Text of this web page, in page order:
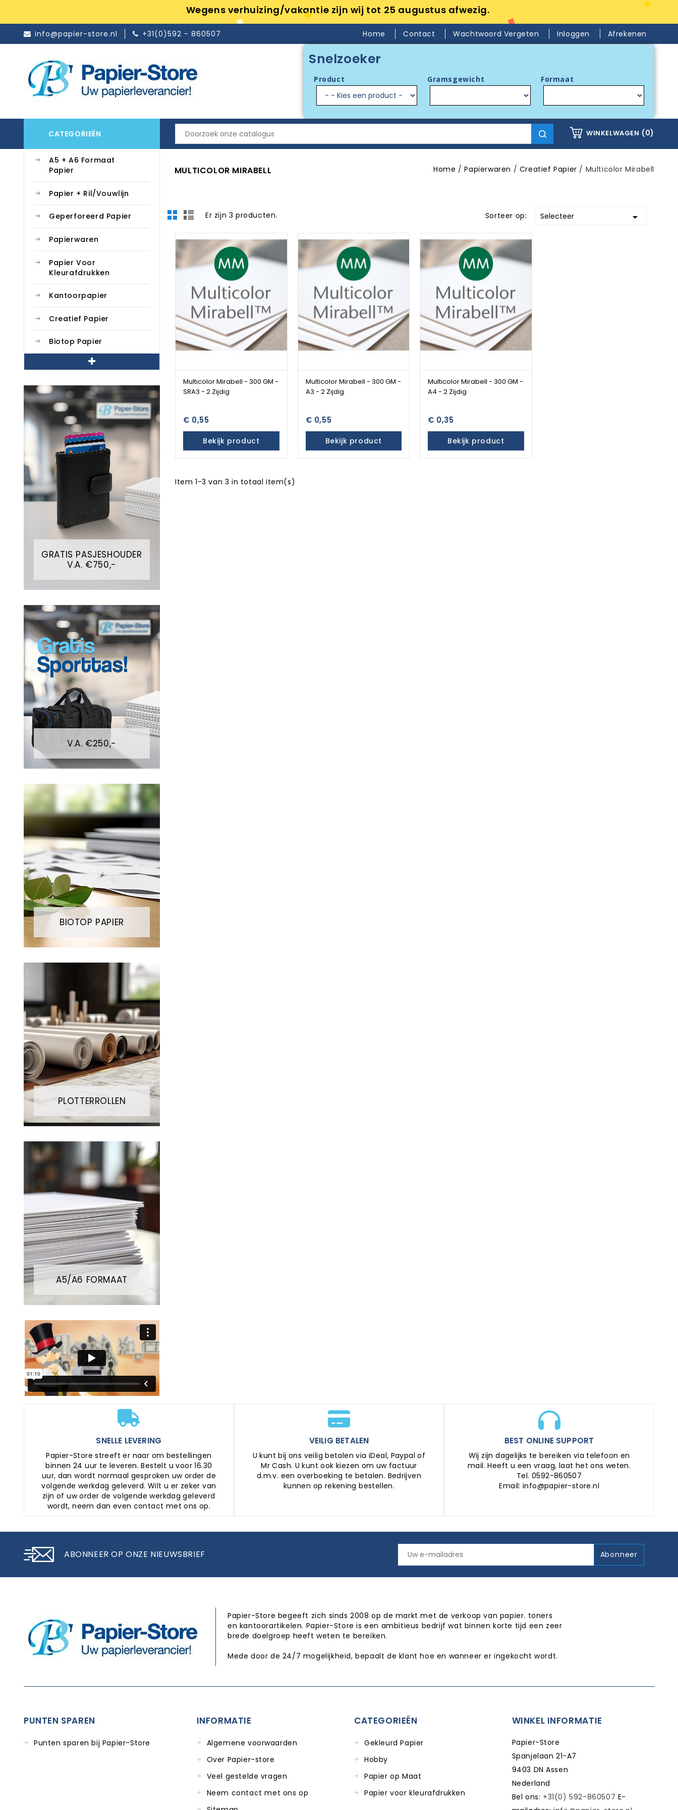
Wegens verhuizing/vakantie zijn wij tot 25 augustus afwezig.
info@papier-store.nl +31(0)592 - 860507 Home Contact Wachtwoord Vergeten Inloggen Afrekenen
Snelzoeker
Product Gramsgewicht Formaat
WINKELWAGEN (0)
CATEGORIEËN
A5 + A6 Formaat
Papier
Papier + Ril/Vouwlijn
Geperforeerd Papier
Papierwaren
Papier Voor
Kleurafdrukken
Kantoorpapier
Creatief Papier
Biotop Papier
GRATIS PASJESHOUDER
V.A. €750,-
V.A. €250,-
BIOTOP PAPIER
PLOTTERROLLEN
A5/A6 FORMAAT
MULTICOLOR MIRABELL Home Papierwaren Creatief Papier Multicolor Mirabell
Er zijn 3 producten. Sorteer op: Selecteer 
Multicolor Mirabell - 300 GM -
SRA3 - 2 Zijdig
€ 0,55
Bekijk product
Multicolor Mirabell - 300 GM -
A3 - 2 Zijdig
€ 0,55
Bekijk product
Multicolor Mirabell - 300 GM -
A4 - 2 Zijdig
€ 0,35
Bekijk product
Item 1-3 van 3 in totaal item(s)
SNELLE LEVERING
Papier-Store streeft er naar om bestellingen
binnen 24 uur te leveren. Bestelt u voor 16.30
uur, dan wordt normaal gesproken uw order de
volgende werkdag geleverd. Wilt u er zeker van
zijn of uw order de volgende werkdag geleverd
wordt, neem dan even contact met ons op.
VEILIG BETALEN
U kunt bij ons veilig betalen via iDeal, Paypal of
Mr Cash. U kunt ook kiezen om uw factuur
d.m.v. een overboeking te betalen. Bedrijven
kunnen op rekening bestellen.
BEST ONLINE SUPPORT
Wij zijn dagelijks te bereiken via telefoon en
mail. Heeft u een vraag, laat het ons weten.
Tel. 0592-860507
Email: info@papier-store.nl
ABONNEER OP ONZE NIEUWSBRIEF
Papier-Store begeeft zich sinds 2008 op de markt met de verkoop van papier. toners
en kantoorartikelen. Papier-Store is een ambitieus bedrijf wat binnen korte tijd een zeer
brede doelgroep heeft weten te bereiken.
Mede door de 24/7 mogelijkheid, bepaalt de klant hoe en wanneer er ingekocht wordt.
PUNTEN SPAREN
Punten sparen bij Papier-Store
INFORMATIE
Algemene voorwaarden
Over Papier-store
Veel gestelde vragen
Neem contact met ons op
CATEGORIEËN
Gekleurd Papier
Hobby
Papier op Maat
Papier voor kleurafdrukken
WINKEL INFORMATIE
Papier-Store
Spanjelaan 21-A7
9403 DN Assen
Nederland
Bel ons: +31(0) 592-860507 E-